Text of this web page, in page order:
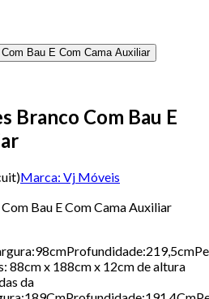
Branco Com Bau E
)Marca: Vj Móveis
Bau E Com Cama Auxiliar
88cm x 188cm x 12cm de altura
da